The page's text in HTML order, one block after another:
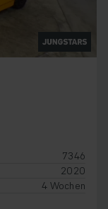
7346
2020
4 Wochen